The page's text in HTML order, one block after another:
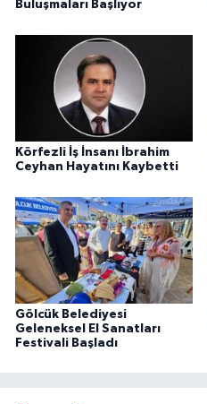
Buluşmaları Başlıyor
Körfezli İş İnsanı İbrahim
Ceyhan Hayatını Kaybetti
Gölcük Belediyesi
Geleneksel El Sanatları
Festivali Başladı